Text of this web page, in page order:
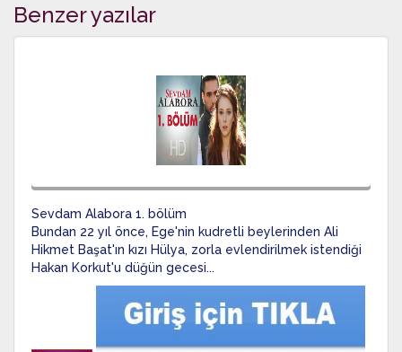
Benzer yazılar
Sevdam Alabora 1. bölüm
Bundan 22 yıl önce, Ege'nin kudretli beylerinden Ali
Hikmet Başat'ın kızı Hülya, zorla evlendirilmek istendiği
Hakan Korkut'u düğün gecesi...